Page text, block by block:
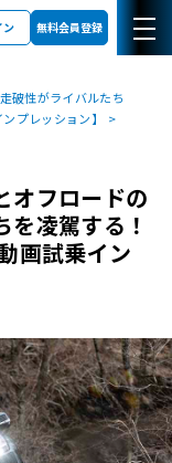
ン 無料会員登録
破性がライバルたち
プレッション】
オフロードの
凌駕する！
画試乗イン